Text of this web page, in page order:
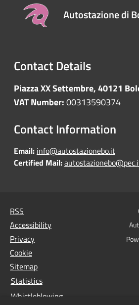
Autostazione di
Contact Details
Piazza XX Settembre, 40121
VAT Number:00313590374
Contact Information
Email: info@autostazionebo.it
Certified Mail:
RSS
Accessibility
Privacy
Cookie
Sitemap
Statistics
Whistleblowing